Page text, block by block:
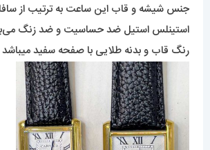
جنس شیشه و قاب این ساعت به ترتیب از
استینلس استیل ضد حساسیت و ضد زنگ
رنگ قاب و بدنه طلایی با صفحه سفید